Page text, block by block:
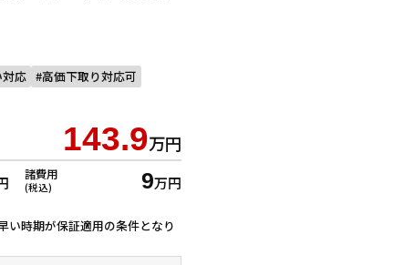
応
高価下取り対応可
143.9万円
諸費用
(税込) 9万円
時期が保証適用の条件となり